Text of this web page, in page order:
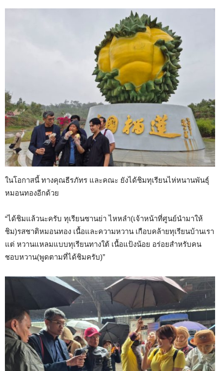
ในโอกาสนี้ ทางคุณธีรภัทร และคณะ ยังได้ชิมทุเรียนไห่หนานพันธุ์
หมอนทองอีกด้วย
“ได้ชิมแล้วนะครับ ทุเรียนซานย่า ไหหลำ(เจ้าหน้าที่ศูนย์นำมาให้
ชิม)รสชาติหมอนทอง เนื้อและความหวาน เกือบคล้ายทุเรียนบ้านเรา
แต่ หวานแหลมแบบทุเรียนทางใต้ เนื้อแป้งน้อย อร่อยสำหรับคน
ชอบหวาน(พูดตามที่ได้ชิมครับ)”